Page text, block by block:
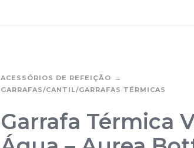
ACESSÓRIOS DE REFEIÇÃO
GARRAFAS/CANTIL/GARRAFAS TÉRMICAS
Garrafa Térmica